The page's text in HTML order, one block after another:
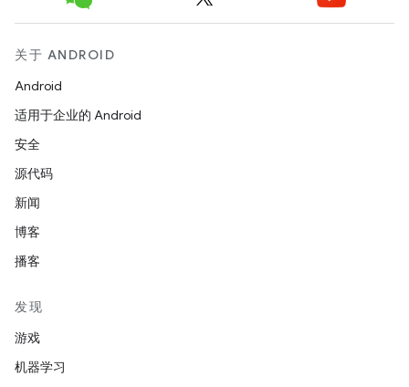
关于 ANDROID
Android
适用于企业的 Android
安全
源代码
新闻
博客
播客
发现
游戏
机器学习